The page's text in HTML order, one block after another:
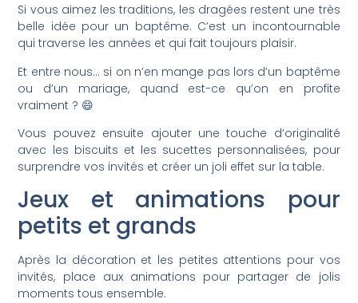
Si vous aimez les traditions, les dragées restent une très
belle idée pour un baptême. C’est un incontournable
qui traverse les années et qui fait toujours plaisir.
Et entre nous… si on n’en mange pas lors d’un baptême
ou d’un mariage, quand est-ce qu’on en profite
vraiment ? 😄
Vous pouvez ensuite ajouter une touche d’originalité
avec les biscuits et les sucettes personnalisées, pour
surprendre vos invités et créer un joli effet sur la table.
Jeux et animations pour
petits et grands
Après la décoration et les petites attentions pour vos
invités, place aux animations pour partager de jolis
moments tous ensemble.